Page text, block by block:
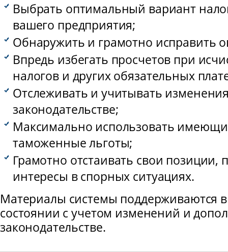
Выбрать оптимальный вариант
вашего предприятия;
Обнаружить и грамотно исправить
Впредь избегать просчетов при
налогов и других обязательных
Отслеживать и учитывать
законодательстве;
Максимально использовать
таможенные льготы;
Грамотно отстаивать свои позиции,
интересы в спорных ситуациях.
Материалы системы поддерживаются
состоянии с учетом изменений и
законодательстве.